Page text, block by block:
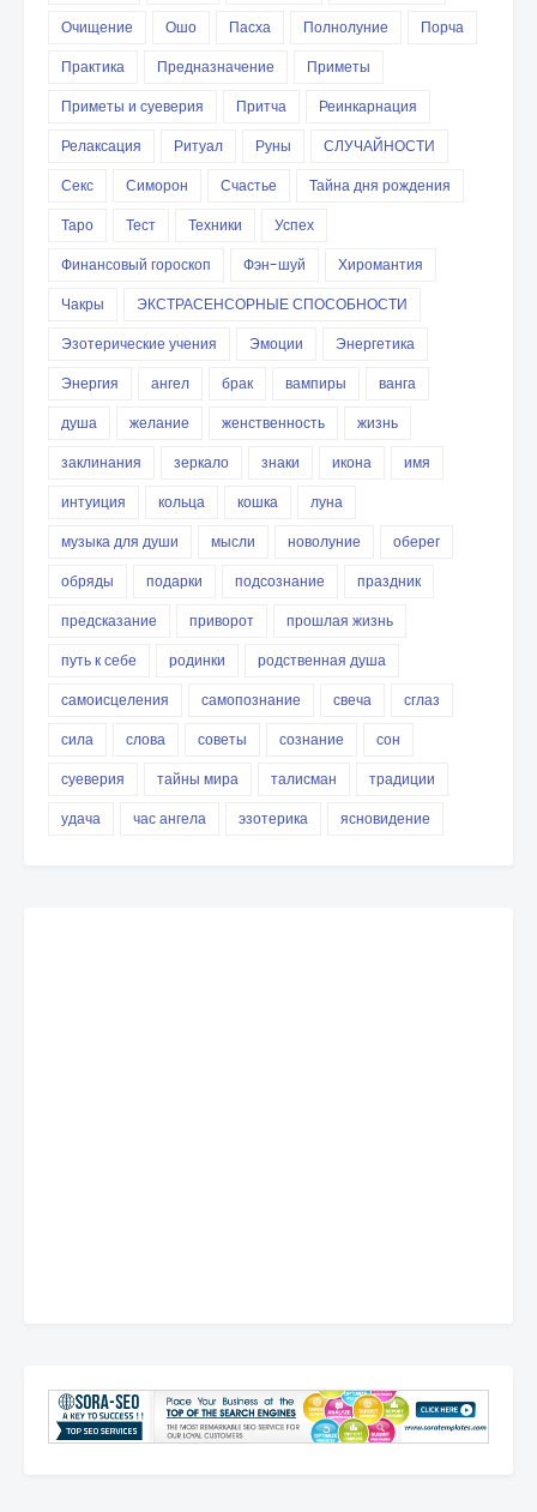
Очищение
Ошо Пасха Полнолуние
Порча
Практика
Предназначение
Приметы
Приметы и суеверия
Притча
Реинкарнация
Релаксация
Ритуал Руны
СЛУЧАЙНОСТИ
Секс
Симорон Счастье
Тайна дня рождения
Таро
Тест Техники
Успех
Финансовый гороскоп
Фэн-шуй
Хиромантия
Чакры
ЭКСТРАСЕНСОРНЫЕ СПОСОБНОСТИ
Эзотерические учения
Эмоции
Энергетика
Энергия
ангел брак вампиры
ванга
душа
желание женственность
жизнь
заклинания
зеркало знаки икона
имя
интуиция
кольца кошка
луна
музыка для души
мысли новолуние
оберег
обряды
подарки подсознание
праздник
предсказание
приворот
прошлая жизнь
путь к себе
родинки
родственная душа
самоисцеления
самопознание свеча
сглаз
сила
слова советы сознание
сон
суеверия
тайны мира талисман
традиции
удача
час ангела эзотерика ясновидение